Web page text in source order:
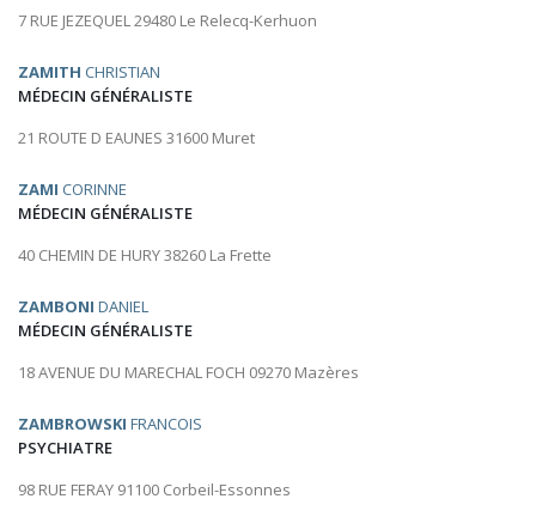
7 RUE JEZEQUEL 29480 Le Relecq-Kerhuon
ZAMITH CHRISTIAN
MÉDECIN GÉNÉRALISTE
21 ROUTE D EAUNES 31600 Muret
ZAMI CORINNE
MÉDECIN GÉNÉRALISTE
40 CHEMIN DE HURY 38260 La Frette
ZAMBONI DANIEL
MÉDECIN GÉNÉRALISTE
18 AVENUE DU MARECHAL FOCH 09270 Mazères
ZAMBROWSKI FRANCOIS
PSYCHIATRE
98 RUE FERAY 91100 Corbeil-Essonnes